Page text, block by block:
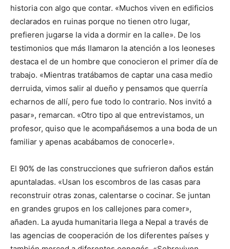
historia con algo que contar. «Muchos viven en edificios
declarados en ruinas porque no tienen otro lugar,
prefieren jugarse la vida a dormir en la calle». De los
testimonios que más llamaron la atención a los leoneses
destaca el de un hombre que conocieron el primer día de
trabajo. «Mientras tratábamos de captar una casa medio
derruida, vimos salir al dueño y pensamos que querría
echarnos de allí, pero fue todo lo contrario. Nos invitó a
pasar», remarcan. «Otro tipo al que entrevistamos, un
profesor, quiso que le acompañásemos a una boda de un
familiar y apenas acabábamos de conocerle».
El 90% de las construcciones que sufrieron daños están
apuntaladas. «Usan los escombros de las casas para
reconstruir otras zonas, calentarse o cocinar. Se juntan
en grandes grupos en los callejones para comer»,
añaden. La ayuda humanitaria llega a Nepal a través de
las agencias de cooperación de los diferentes países y